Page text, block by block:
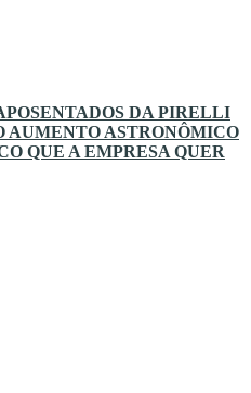
DA PIRELLI
AUMENTO ASTRONÔMICO
QUE A EMPRESA QUER